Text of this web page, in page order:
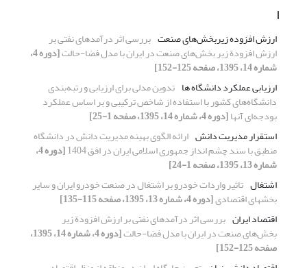
ا
ارزش افزوده زیربخش‌های صنعت بررسی اثر درآمدهای نفتی بر
ارزش افزودة زیر بخش‌های صنعت در ایران با مدل فضا-حالت [دوره 4،
شماره 14، 1395، صفحه 125-152]
ارزیابی عملکرد دانشگاه ها تدوین مدلی برای ارزیابی و رتبه‌بندی
دانشگاه‌های کشور با استفاده از شاخص ترکیبی و بر اساس عملکرد
بودجه‌ای آنها[دوره 4، شماره 14، 1395، صفحه 1-25]
استقرار مدیریت دانش ارائه الگوی بهینه مدیریت دانش در دانشگاه
منطبق با سند چشم انداز جمهوری اسلامی ایران در افق 1404 [دوره 4،
شماره 13، 1395، صفحه 1-24]
اشتغال تاثیر واردات خودرو بر اشتغال در صنعت خودرو ایران و سایر
بخشهای اقتصادی[دوره 4، شماره 13، 1395، صفحه 115-135]
اقتصاد ایران بررسی اثر درآمدهای نفتی بر ارزش افزودة زیر
بخش‌های صنعت در ایران با مدل فضا-حالت [دوره 4، شماره 14، 1395،
صفحه 125-152]